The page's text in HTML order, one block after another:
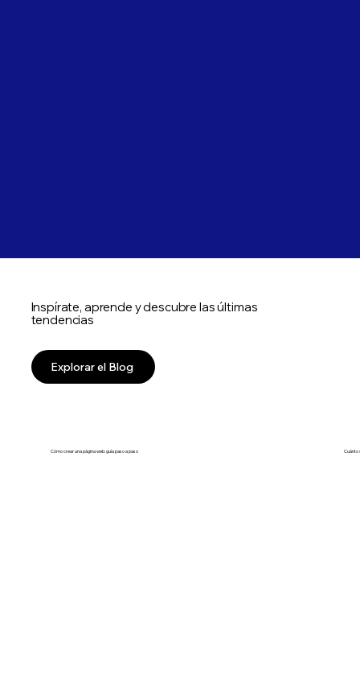
Inspírate, aprende y descubre las últimas
tendencias
Explorar el Blog
Cómo crear una página web: guía paso a paso Cuánto